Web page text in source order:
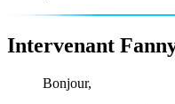
Intervenant
Bonjour,